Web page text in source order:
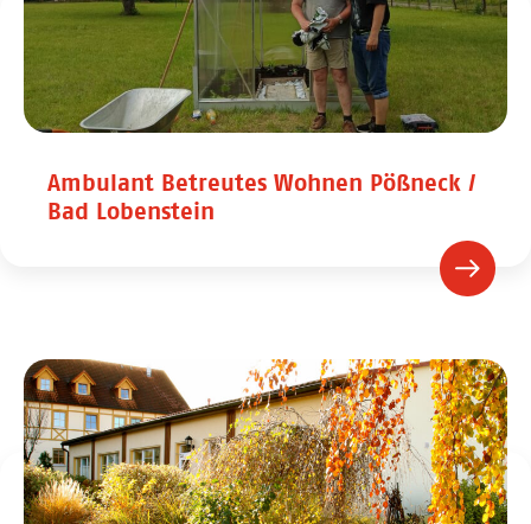
Ambulant Betreutes Wohnen Pößneck /
Bad Lobenstein